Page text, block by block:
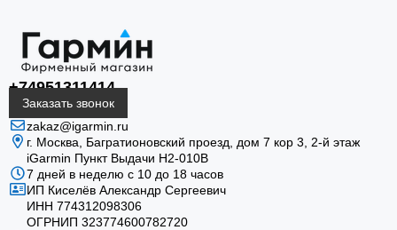
+74951311414
Заказать звонок
zakaz@igarmin.ru
г. Москва, Багратионовский проезд, дом 7 кор 3, 2-й этаж
iGarmin Пункт Выдачи Н2-010В
7 дней в неделю с 10 до 18 часов
ИП Киселёв Александр Сергеевич
ИНН 774312098306
ОГРНИП 323774600782720